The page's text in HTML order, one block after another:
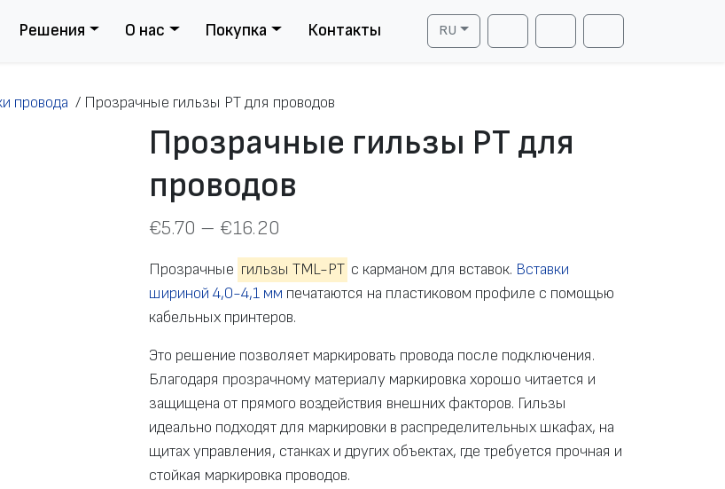
Решения О нас Покупка Контакты
RU
Search AccountCart
провода / Прозрачные гильзы PT для проводов
Прозрачные гильзы PT для
проводов
€5.70 – €16.20
Прозрачные гильзы ТМL-PT с карманом для вставок. Вставки
шириной 4,0-4,1 мм печатаются на пластиковом профиле с помощью
кабельных принтеров.
Это решение позволяет маркировать провода после подключения.
Благодаря прозрачному материалу маркировка хорошо читается и
защищена от прямого воздействия внешних факторов. Гильзы
идеально подходят для маркировки в распределительных шкафах, на
щитах управления, станках и других объектах, где требуется прочная и
стойкая маркировка проводов.